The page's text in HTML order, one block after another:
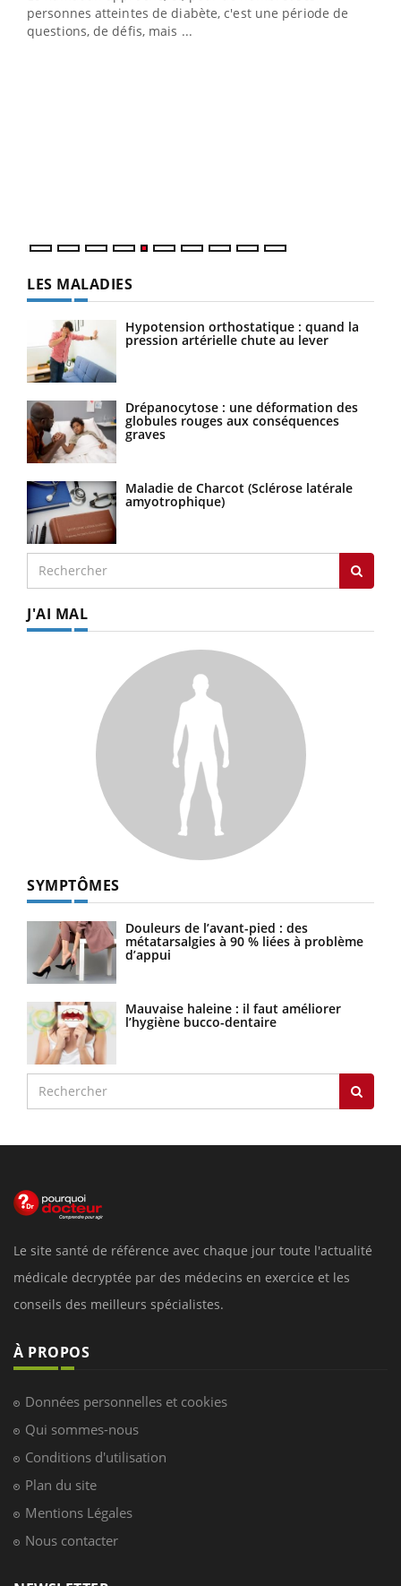
personnes atteintes de diabète, c'est une période de
questions, de défis, mais ...
LES MALADIES
Hypotension orthostatique : quand la
pression artérielle chute au lever
Drépanocytose : une déformation des
globules rouges aux conséquences
graves
Maladie de Charcot (Sclérose latérale
amyotrophique)
J'AI MAL
SYMPTÔMES
Douleurs de l’avant-pied : des
métatarsalgies à 90 % liées à problème
d’appui
Mauvaise haleine : il faut améliorer
l’hygiène bucco-dentaire
Le site santé de référence avec chaque jour toute l'actualité
médicale decryptée par des médecins en exercice et les
conseils des meilleurs spécialistes.
À PROPOS
Données personnelles et cookies
Qui sommes-nous
Conditions d'utilisation
Plan du site
Mentions Légales
Nous contacter